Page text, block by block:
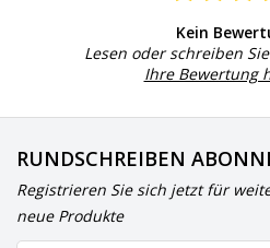
Kein
Lesen oder schreiben
Ihre Bewertung
RUNDSCHREIBEN
Registrieren Sie sich jetzt für
neue Produkte